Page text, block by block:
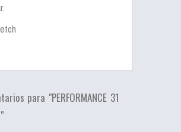
para "PERFORMANCE 31